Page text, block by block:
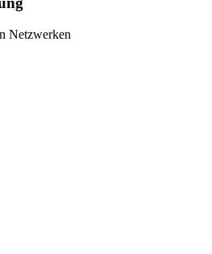
Netzwerken